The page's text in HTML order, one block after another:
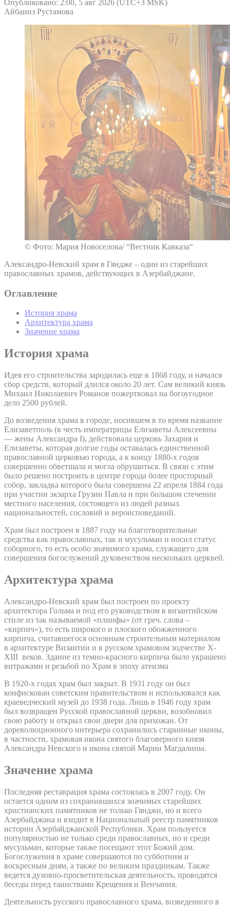
Опубликовано: 2:00, 5 авг 2026 (UTC+3 MSK)
Айбаниз Рустамова
© Фото: Мария Новоселова/ “Вестник Кавказа“
Александро-Невский храм в Гяндже – один из старейших
православных храмов, действующих в Азербайджане.
Оглавление
История храма
Архитектура храма
Значение храма
История храма
Идея его строительства зародилась еще в 1868 году, и начался
сбор средств, который длился около 20 лет. Сам великий князь
Михаил Николаевич Романов пожертвовал на богоугодное
дело 2500 рублей.
До возведения храма в городе, носившем в то время название
Елизаветполь (в честь императрицы Елизаветы Алексеевны
— жены Александра I), действовала церковь Захария и
Елизаветы, которая долгие годы оставалась единственной
православной церковью города, а к концу 1880-х годов
совершенно обветшала и могла обрушиться. В связи с этим
было решено построить в центре города более просторный
собор, закладка которого была совершена 22 апреля 1884 года
при участии экзарха Грузии Павла и при большом стечении
местного населения, состоящего из людей разных
национальностей, сословий и вероисповеданий.
Храм был построен в 1887 году на благотворительные
средства как православных, так и мусульман и носил статус
соборного, то есть особо значимого храма, служащего для
совершения богослужений духовенством нескольких церквей.
Архитектура храма
Александро-Невский храм был построен по проекту
архитектора Гольма и под его руководством в византийском
стиле из так называемой «плинфы» (от греч. слова –
«кирпич»), то есть широкого и плоского обожженного
кирпича, считавшегося основным строительным материалом
в архитектуре Византии и в русском храмовом зодчестве X-
XIII веков. Здание из темно-красного кирпича было украшено
витражами и резьбой по Храм в эпоху атеизма
В 1920-х годах храм был закрыт. В 1931 году он был
конфискован советским правительством и использовался как
краеведческий музей до 1938 года. Лишь в 1946 году храм
был возвращен Русской православной церкви, возобновил
свою работу и открыл свои двери для прихожан. От
дореволюционного интерьера сохранились старинные иконы,
в частности, храмовая икона святого благоверного князя
Александра Невского и икона святой Марии Магдалины.
Значение храма
Последняя реставрация храма состоялась в 2007 году. Он
остается одним из сохранившихся значимых старейших
христианских памятников не только Гянджи, но и всего
Азербайджана и входит в Национальный реестр памятников
истории Азербайджанской Республики. Храм пользуется
популярностью не только среди православных, но и среди
мусульман, которые также посещают этот Божий дом.
Богослужения в храме совершаются по субботним и
воскресным дням, а также по великим праздникам. Также
ведется духовно-просветительская деятельность, проводятся
беседы перед таинствами Крещения и Венчания.
Деятельность русского православного храма, возведенного в